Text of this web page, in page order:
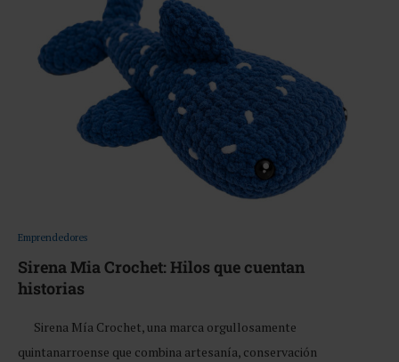
Emprendedores
Sirena Mia Crochet: Hilos que cuentan
historias
Sirena Mía Crochet, una marca orgullosamente
quintanarroense que combina artesanía, conservación